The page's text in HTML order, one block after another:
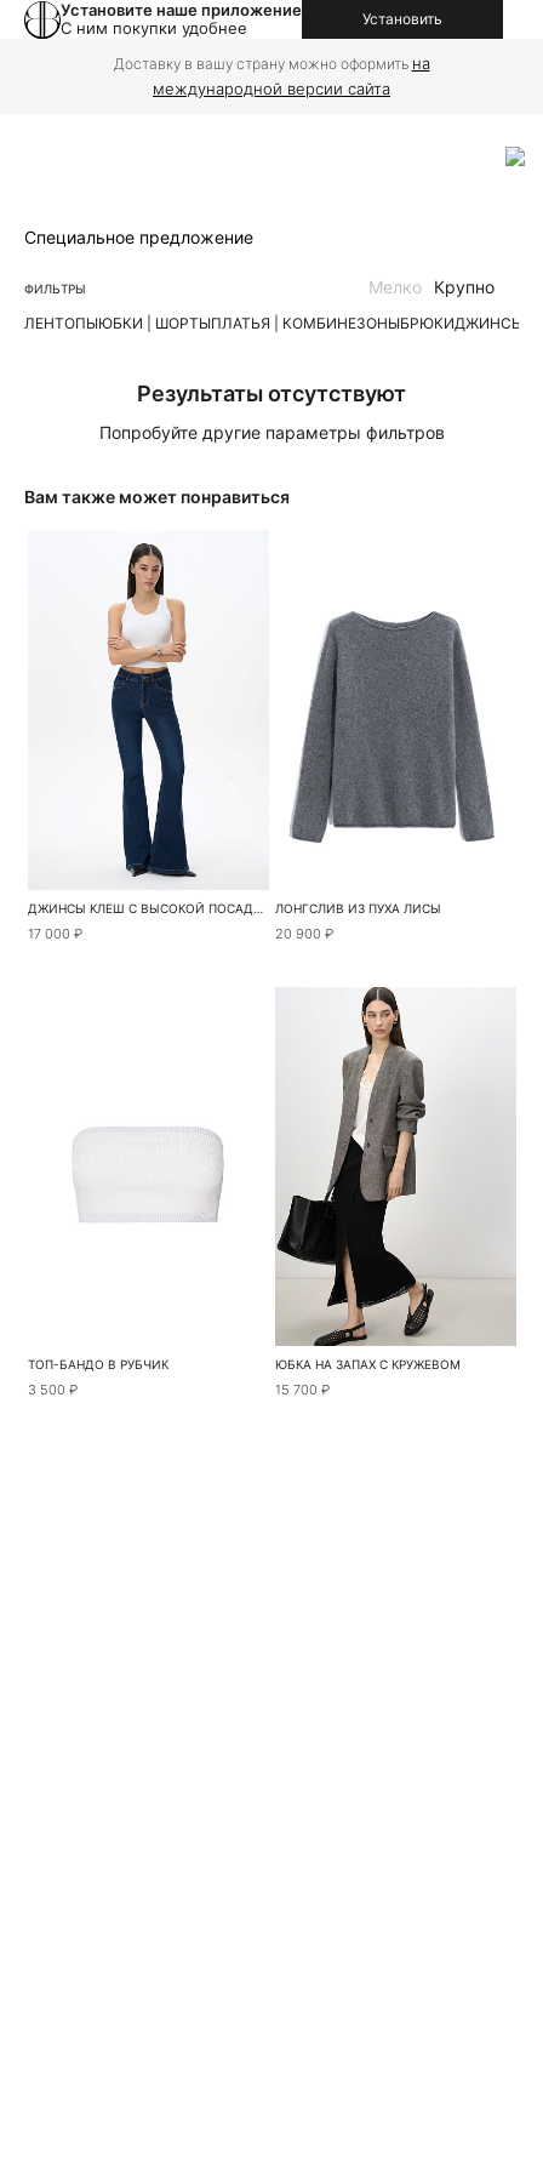
Установите наше приложение
С ним покупки удобнее
Установить
Доставку в вашу страну можно оформить на
международной версии сайта
Специальное предложение
ФИЛЬТРЫ
ЛЕНТОПЫЮБКИ | ШОРТЫПЛАТЬЯ | КОМБИНЕЗОНЫБРЮКИДЖИНСЫ
Мелко Крупно
Результаты отсутствуют
Попробуйте другие параметры фильтров
Вам также может понравиться
ДЖИНСЫ КЛЕШ С ВЫСОКОЙ ПОСАДКОЙ
17 000 ₽
ЛОНГСЛИВ ИЗ ПУХА ЛИСЫ
20 900 ₽
ТОП-БАНДО В РУБЧИК
3 500 ₽
ЮБКА НА ЗАПАХ С КРУЖЕВОМ
15 700 ₽